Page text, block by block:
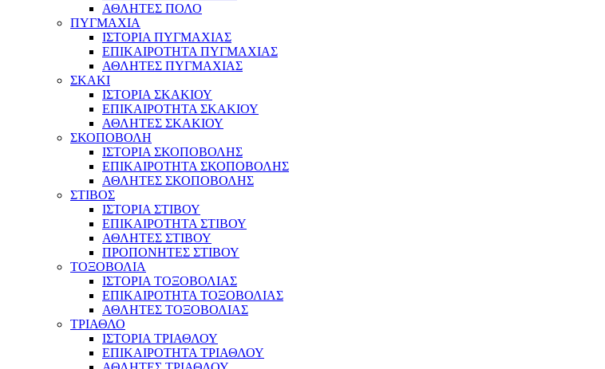
ΑΘΛΗΤΕΣ ΠΟΛΟ
ΠΥΓΜΑΧΙΑ
ΙΣΤΟΡΙΑ ΠΥΓΜΑΧΙΑΣ
ΕΠΙΚΑΙΡΟΤΗΤΑ ΠΥΓΜΑΧΙΑΣ
ΑΘΛΗΤΕΣ ΠΥΓΜΑΧΙΑΣ
ΣΚΑΚΙ
ΙΣΤΟΡΙΑ ΣΚΑΚΙΟΥ
ΕΠΙΚΑΙΡΟΤΗΤΑ ΣΚΑΚΙΟΥ
ΑΘΛΗΤΕΣ ΣΚΑΚΙΟΥ
ΣΚΟΠΟΒΟΛΗ
ΙΣΤΟΡΙΑ ΣΚΟΠΟΒΟΛΗΣ
ΕΠΙΚΑΙΡΟΤΗΤΑ ΣΚΟΠΟΒΟΛΗΣ
ΑΘΛΗΤΕΣ ΣΚΟΠΟΒΟΛΗΣ
ΣΤΙΒΟΣ
ΙΣΤΟΡΙΑ ΣΤΙΒΟΥ
ΕΠΙΚΑΙΡΟΤΗΤΑ ΣΤΙΒΟΥ
ΑΘΛΗΤΕΣ ΣΤΙΒΟΥ
ΠΡΟΠΟΝΗΤΕΣ ΣΤΙΒΟΥ
ΤΟΞΟΒΟΛΙΑ
ΙΣΤΟΡΙΑ ΤΟΞΟΒΟΛΙΑΣ
ΕΠΙΚΑΙΡΟΤΗΤΑ ΤΟΞΟΒΟΛΙΑΣ
ΑΘΛΗΤΕΣ ΤΟΞΟΒΟΛΙΑΣ
ΤΡΙΑΘΛΟ
ΙΣΤΟΡΙΑ ΤΡΙΑΘΛΟΥ
ΕΠΙΚΑΙΡΟΤΗΤΑ ΤΡΙΑΘΛΟΥ